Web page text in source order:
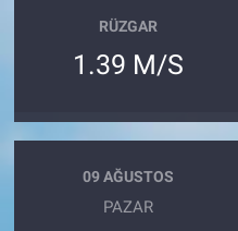
RÜZGAR
1.39 M/S
09 AĞUSTOS
PAZAR